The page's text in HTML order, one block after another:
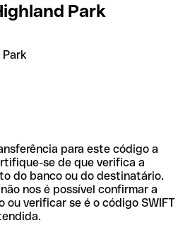
Park
para este código a
se de que verifica a
do banco ou do destinatário.
nos é possível confirmar a
verificar se é o código SWIFT